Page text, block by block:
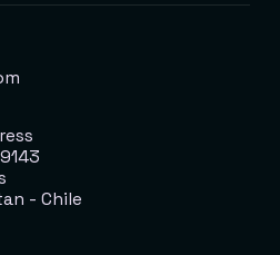
- Chile